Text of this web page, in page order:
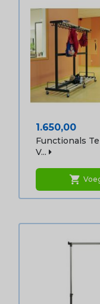
Prijs
1.650,00
Functionals
V...
shopping_cart